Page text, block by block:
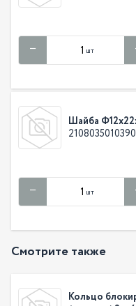
шт
Шайба
шт
Смотрите также
Кольцо